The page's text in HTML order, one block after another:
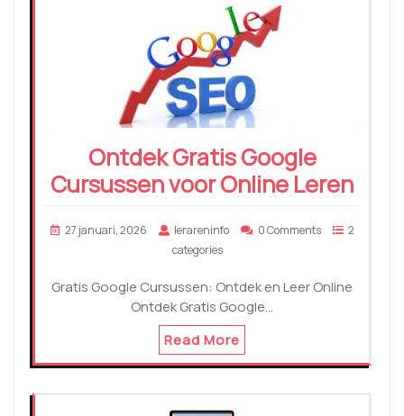
Ontdek Gratis Google
Cursussen voor Online Leren
27 januari, 2026 lerareninfo 0 Comments
2
categories
Gratis Google Cursussen: Ontdek en Leer Online
Ontdek Gratis Google…
Read More